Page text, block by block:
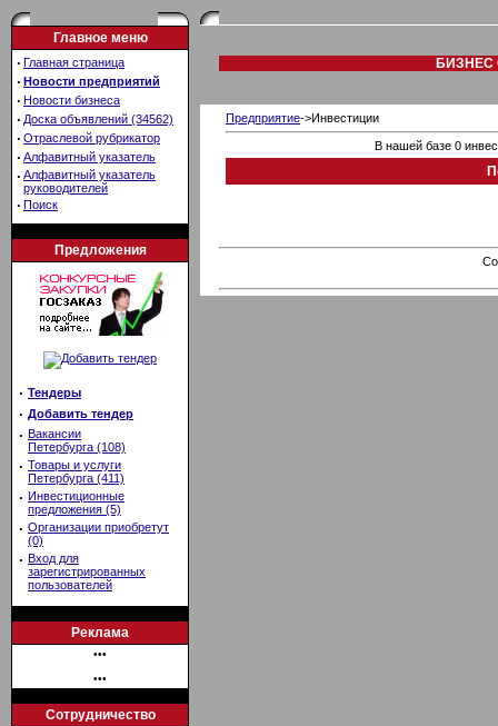
Главное меню
· Главная страница
· Новости предприятий
· Новости бизнеса
· Доска объявлений (34562)
· Отраслевой рубрикатор
· Алфавитный указатель
· Алфавитный указатель
руководителей
· Поиск
Предложения
· Тендеры
· Добавить тендер
· Вакансии
Петербурга (108)
· Товары и услуги
Петербурга (411)
· Инвестиционные
предложения (5)
· Организации приобретут
(0)
· Вход для
зарегистрированных
пользователей
Реклама
•••
•••
Сотрудничество
БИЗНЕС
Предприятие->Инвестиции
В нашей базе 0